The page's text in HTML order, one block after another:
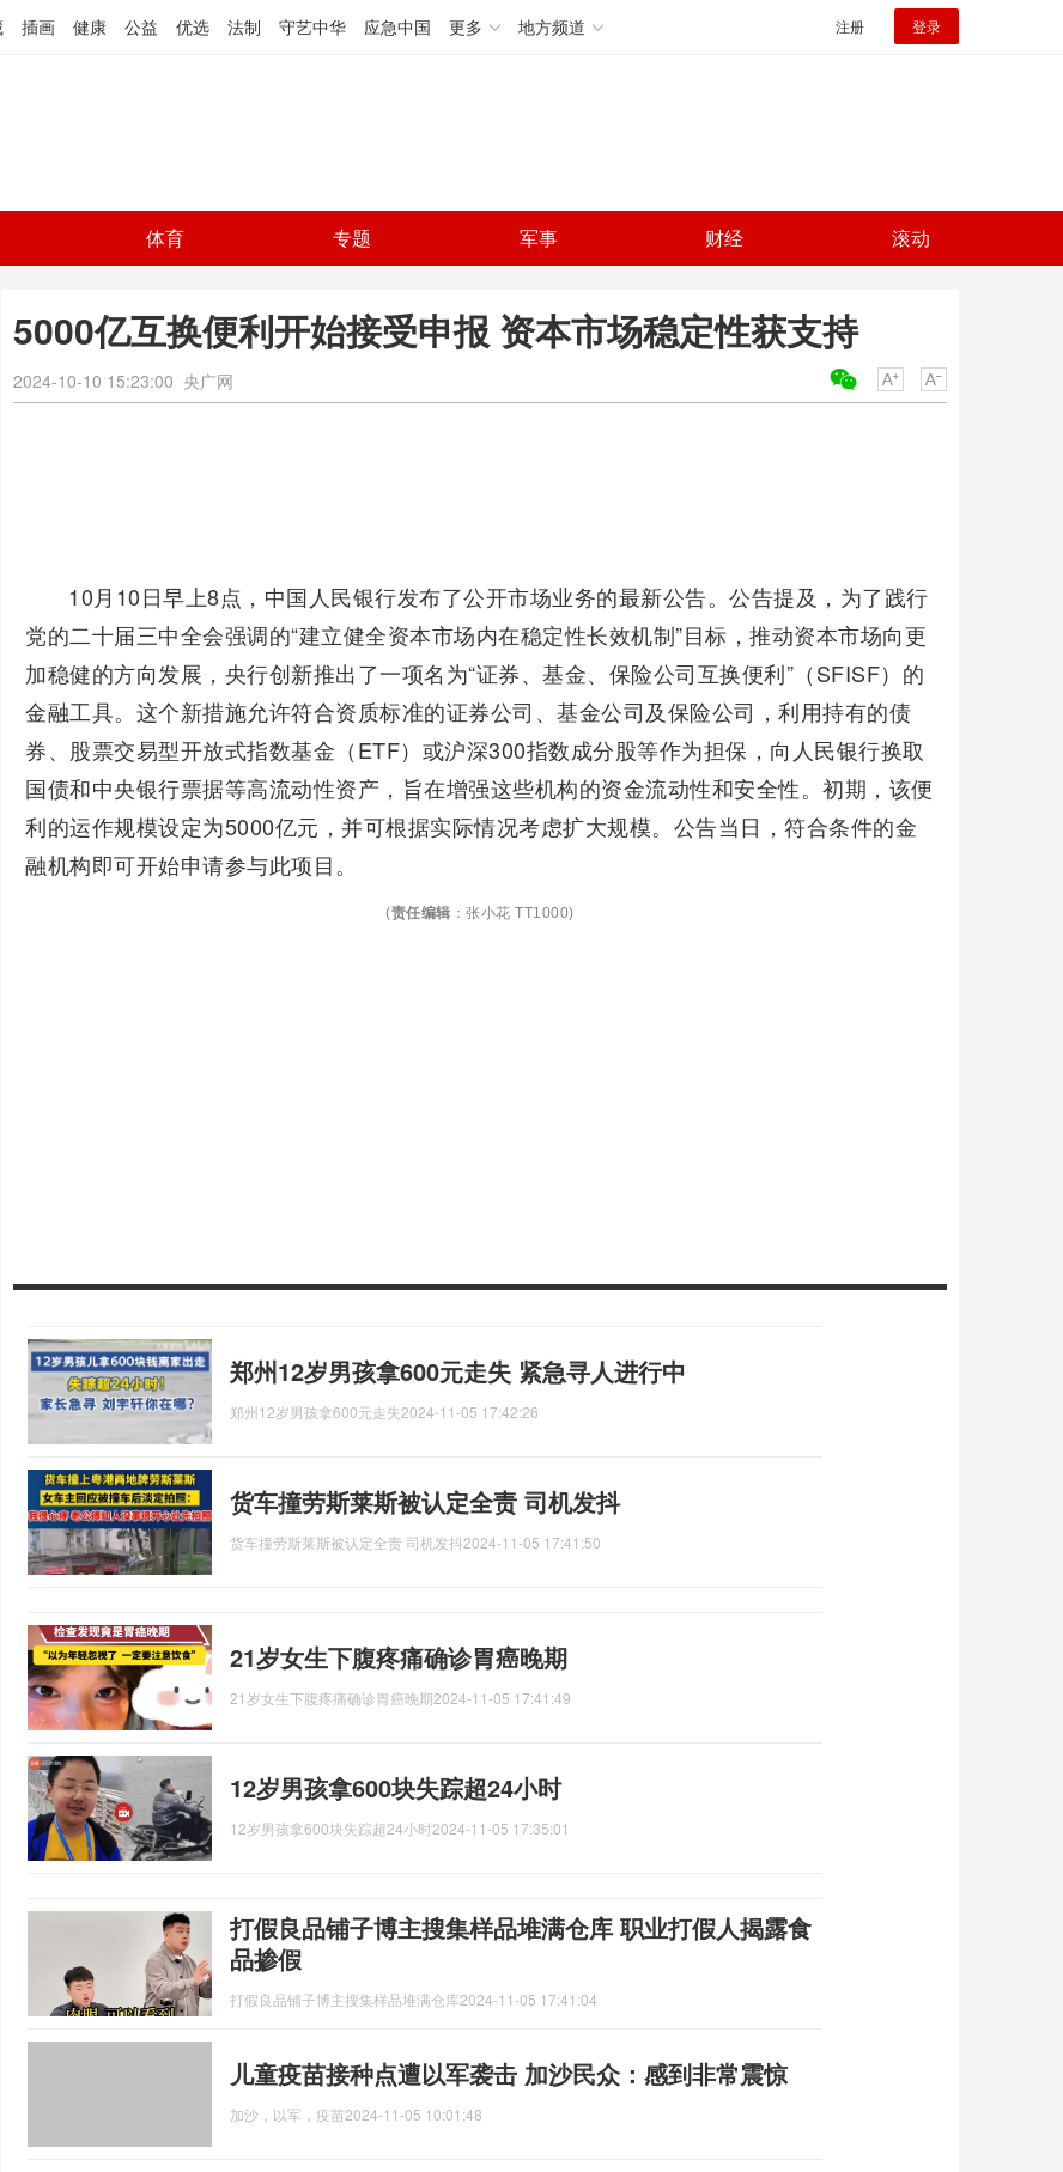
插画 健康 公益 优选 法制 守艺中华 应急中国 更多 地方频道 注册 登录
体育 专题 军事 财经 滚动
5000亿互换便利开始接受申报 资本市场稳定性获支持
2024-10-10 15:23:00 央广网
10月10日早上8点，中国人民银行发布了公开市场业务的最新公告。公告提及，为了践行
党的二十届三中全会强调的“建立健全资本市场内在稳定性长效机制”目标，推动资本市场向更
加稳健的方向发展，央行创新推出了一项名为“证券、基金、保险公司互换便利”（SFISF）的
金融工具。这个新措施允许符合资质标准的证券公司、基金公司及保险公司，利用持有的债
券、股票交易型开放式指数基金（ETF）或沪深300指数成分股等作为担保，向人民银行换取
国债和中央银行票据等高流动性资产，旨在增强这些机构的资金流动性和安全性。初期，该便
利的运作规模设定为5000亿元，并可根据实际情况考虑扩大规模。公告当日，符合条件的金
融机构即可开始申请参与此项目。
(责任编辑 ：张小花 TT1000)
郑州12岁男孩拿600元走失 紧急寻人进行中
郑州12岁男孩拿600元走失2024-11-05 17:42:26
货车撞劳斯莱斯被认定全责 司机发抖
货车撞劳斯莱斯被认定全责 司机发抖2024-11-05 17:41:50
21岁女生下腹疼痛确诊胃癌晚期
21岁女生下腹疼痛确诊胃癌晚期2024-11-05 17:41:49
12岁男孩拿600块失踪超24小时
12岁男孩拿600块失踪超24小时2024-11-05 17:35:01
打假良品铺子博主搜集样品堆满仓库 职业打假人揭露食
品掺假
打假良品铺子博主搜集样品堆满仓库2024-11-05 17:41:04
儿童疫苗接种点遭以军袭击 加沙民众：感到非常震惊
加沙，以军，疫苗2024-11-05 10:01:48